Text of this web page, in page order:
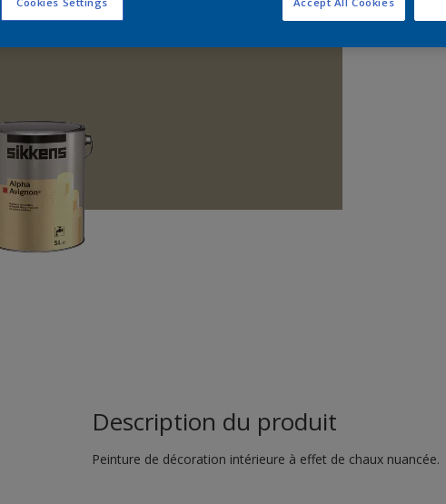
Description du produit
Peinture de décoration intérieure à effet de chaux nuancée.